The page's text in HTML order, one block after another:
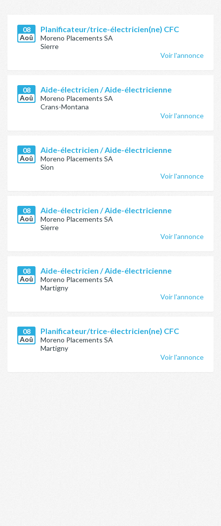
08
Aoû
Planificateur/trice-électricien(ne) CFC
Moreno Placements SA
Sierre
Voir l'annonce
08
Aoû
Aide-électricien / Aide-électricienne
Moreno Placements SA
Crans-Montana
Voir l'annonce
08
Aoû
Aide-électricien / Aide-électricienne
Moreno Placements SA
Sion
Voir l'annonce
08
Aoû
Aide-électricien / Aide-électricienne
Moreno Placements SA
Sierre
Voir l'annonce
08
Aoû
Aide-électricien / Aide-électricienne
Moreno Placements SA
Martigny
Voir l'annonce
08
Aoû
Planificateur/trice-électricien(ne) CFC
Moreno Placements SA
Martigny
Voir l'annonce